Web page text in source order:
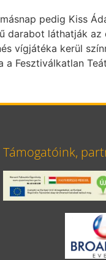
pedig Kiss
darabot láthatják
vígjátéka kerül
a Fesztiválkatlan
Támogatóink,